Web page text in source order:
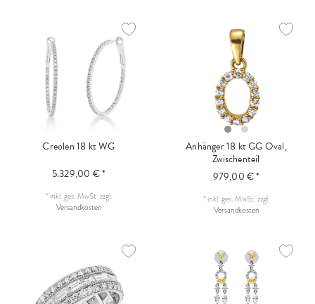
Creolen 18 kt WG
5.329,00 € *
* inkl. ges. MwSt.zzgl.
Versandkosten
Anhänger 18 kt GG Oval,
Zwischenteil
979,00 € *
* inkl. ges. MwSt.zzgl.
Versandkosten